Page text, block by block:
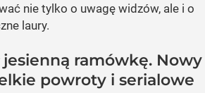
nie tylko o uwagę widzów, ale i o
laury.
jesienną ramówkę. Nowy
powroty i serialowe